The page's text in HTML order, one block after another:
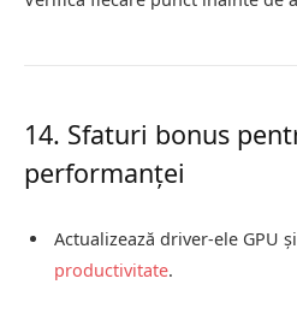
14. Sfaturi bonus
performanței
Actualizează driver-ele GPU
productivitate.